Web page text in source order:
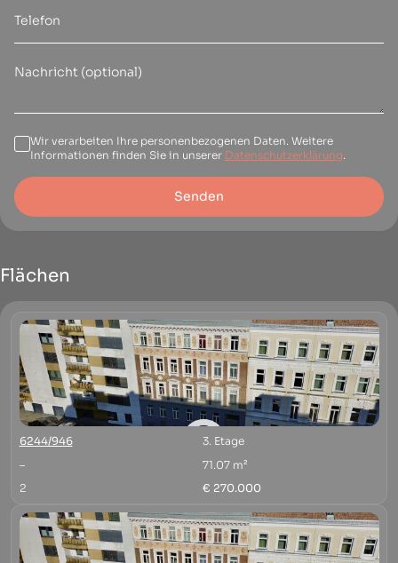
Wir verarbeiten Ihre personenbezogenen Daten. Weitere
Informationen finden Sie in unserer Datenschutzerklärung
Senden
Flächen
6244/946
3. Etage
–
71.07 m²
2
€ 270.000